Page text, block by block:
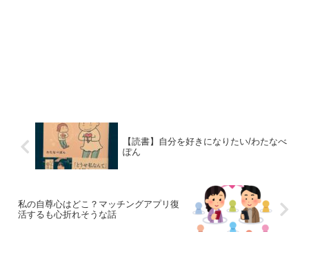
【読書】自分を好きになりたい/わたなべ
ぽん
私の自尊心はどこ？マッチングアプリ復
活するも心折れそうな話